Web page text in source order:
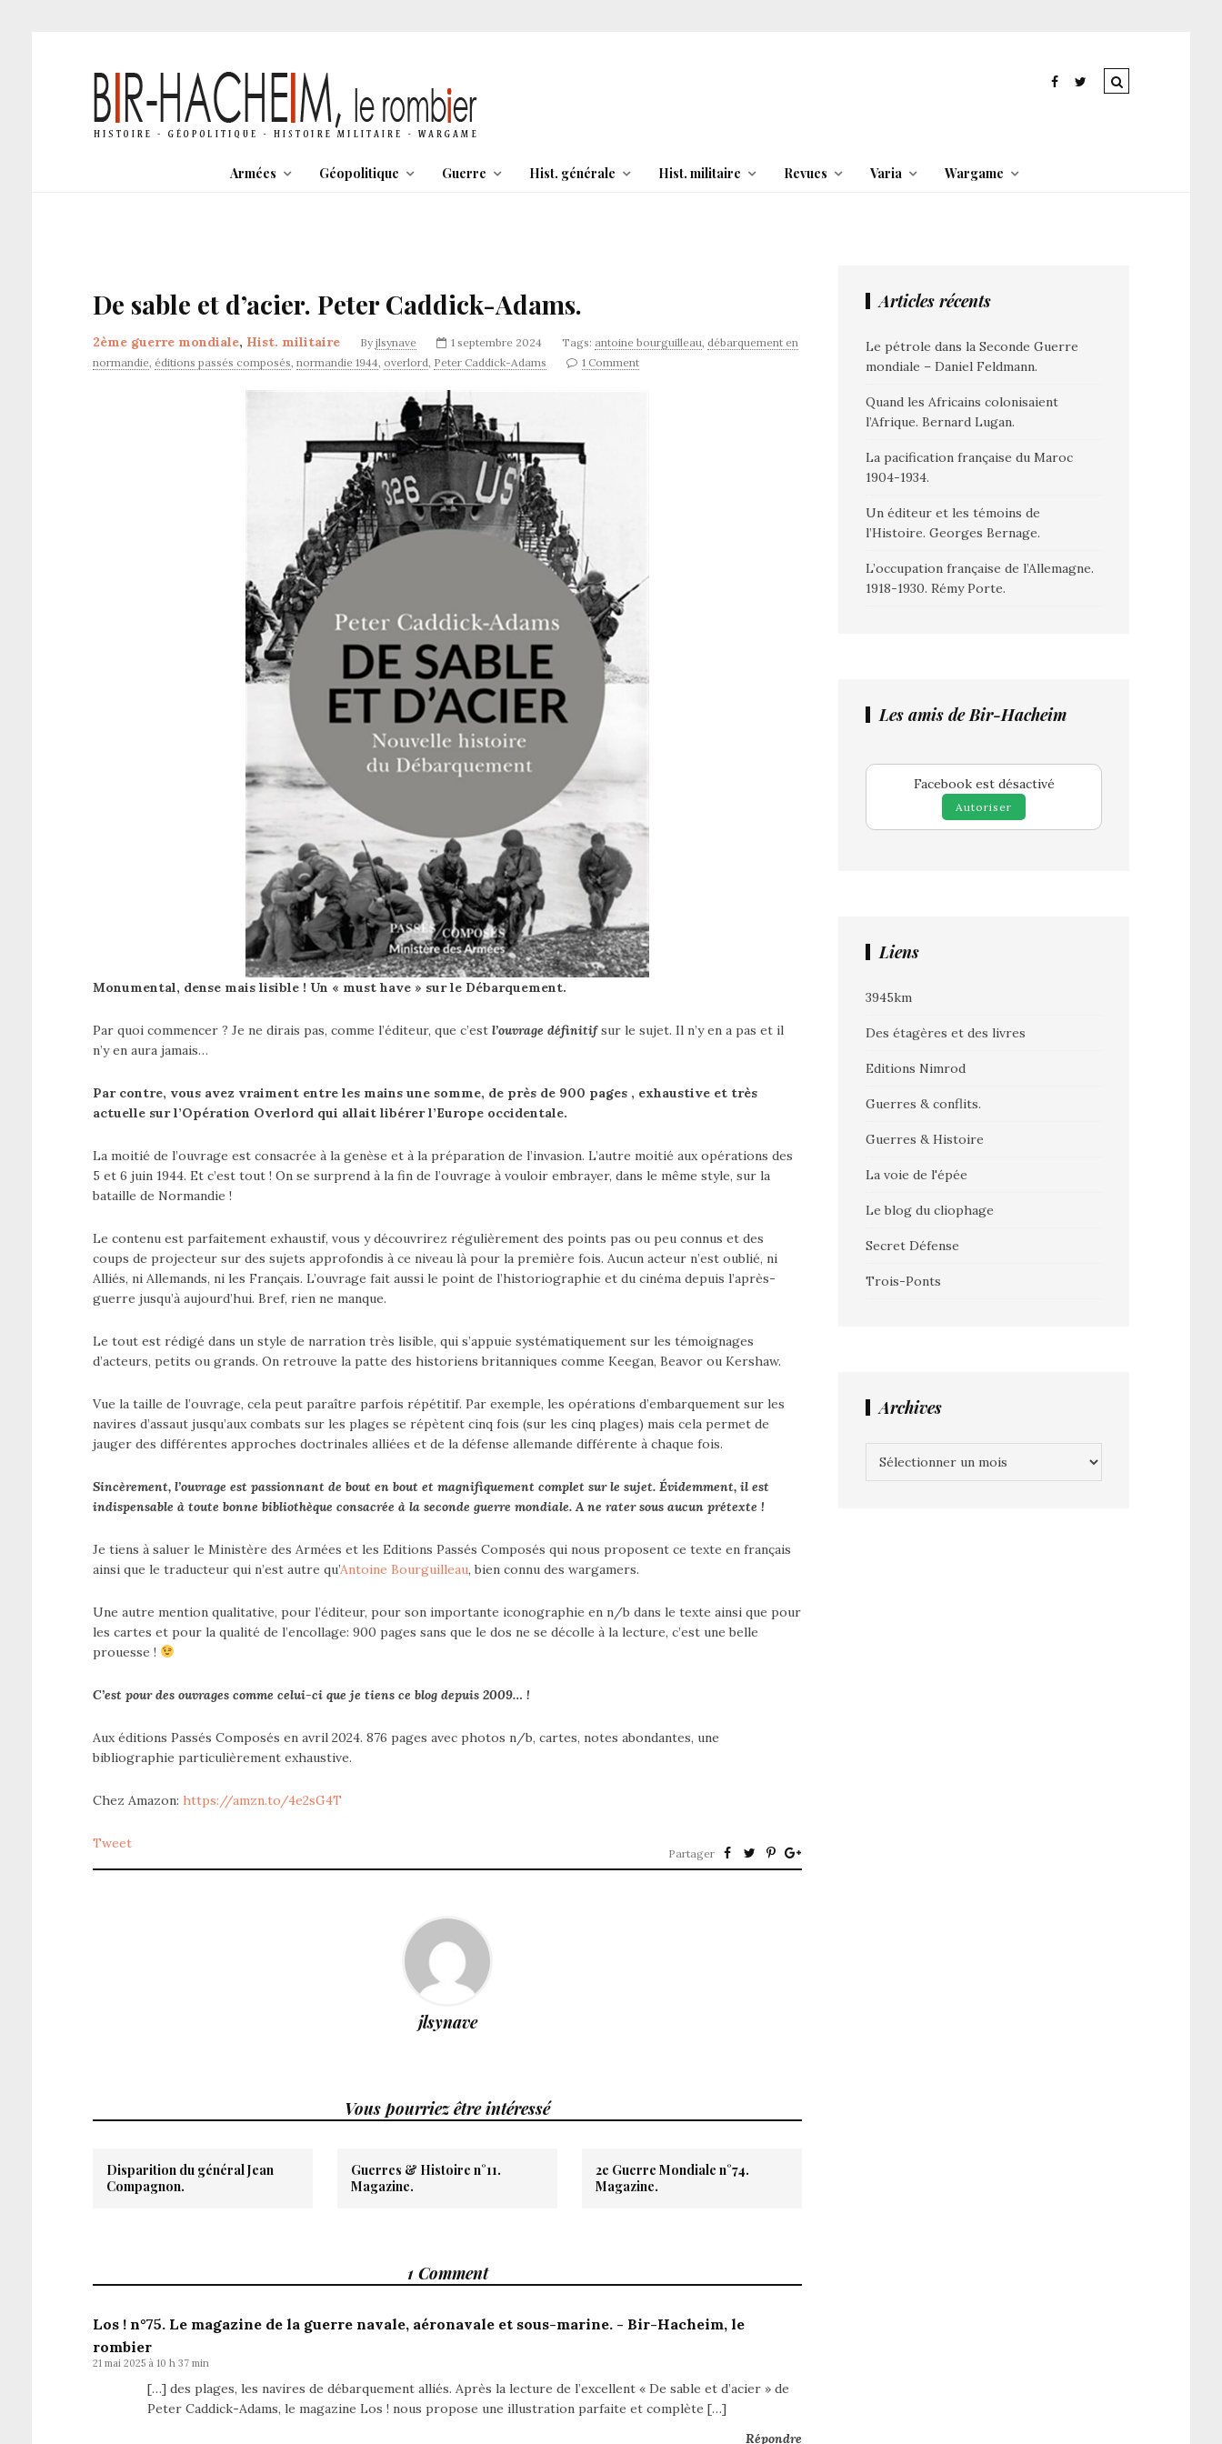
Armées Géopolitique Guerre Hist. générale Hist. militaire Revues Varia Wargame
De sable et d’acier. Peter Caddick-Adams.
2ème guerre mondiale, Hist. militaire By jlsynave 1 septembre 2024 Tags: antoine bourguilleau, débarquement en
normandie, éditions passés composés, normandie 1944, overlord, Peter Caddick-Adams 1 Comment
Monumental, dense mais lisible ! Un « must have » sur le Débarquement.
Par quoi commencer ? Je ne dirais pas, comme l’éditeur, que c’est l’ouvrage définitifsur le sujet. Il n’y en a pas et il
n’y en aura jamais…
Par contre, vous avez vraiment entre les mains une somme, de près de 900 pages , exhaustive et très
actuelle sur l’Opération Overlord qui allait libérer l’Europe occidentale.
La moitié de l’ouvrage est consacrée à la genèse et à la préparation de l’invasion. L’autre moitié aux opérations des
5 et 6 juin 1944. Et c’est tout ! On se surprend à la fin de l’ouvrage à vouloir embrayer, dans le même style, sur la
bataille de Normandie !
Le contenu est parfaitement exhaustif, vous y découvrirez régulièrement des points pas ou peu connus et des
coups de projecteur sur des sujets approfondis à ce niveau là pour la première fois. Aucun acteur n’est oublié, ni
Alliés, ni Allemands, ni les Français. L’ouvrage fait aussi le point de l’historiographie et du cinéma depuis l’après-
guerre jusqu’à aujourd’hui. Bref, rien ne manque.
Le tout est rédigé dans un style de narration très lisible, qui s’appuie systématiquement sur les témoignages
d’acteurs, petits ou grands. On retrouve la patte des historiens britanniques comme Keegan, Beavor ou Kershaw.
Vue la taille de l’ouvrage, cela peut paraître parfois répétitif. Par exemple, les opérations d’embarquement sur les
navires d’assaut jusqu’aux combats sur les plages se répètent cinq fois (sur les cinq plages) mais cela permet de
jauger des différentes approches doctrinales alliées et de la défense allemande différente à chaque fois.
Sincèrement, l’ouvrage est passionnant de bout en bout et magnifiquement complet sur le sujet. Évidemment, il est
indispensable à toute bonne bibliothèque consacrée à la seconde guerre mondiale. A ne rater sous aucun prétexte !
Je tiens à saluer le Ministère des Armées et les Editions Passés Composés qui nous proposent ce texte en français
ainsi que le traducteur qui n’est autre qu’Antoine Bourguilleau, bien connu des wargamers.
Une autre mention qualitative, pour l’éditeur, pour son importante iconographie en n/b dans le texte ainsi que pour
les cartes et pour la qualité de l’encollage: 900 pages sans que le dos ne se décolle à la lecture, c’est une belle
prouesse !
C’est pour des ouvrages comme celui-ci que je tiens ce blog depuis 2009… !
Aux éditions Passés Composés en avril 2024. 876 pages avec photos n/b, cartes, notes abondantes, une
bibliographie particulièrement exhaustive.
Chez Amazon: https://amzn.to/4e2sG4T
Tweet
Partager
jlsynave
Vous pourriez être intéressé
Disparition du général Jean
Compagnon.
Guerres & Histoire n°11.
Magazine.
2e Guerre Mondiale n°74.
Magazine.
1 Comment
Los ! n°75. Le magazine de la guerre navale, aéronavale et sous-marine. - Bir-Hacheim, le
rombier
21 mai 2025 à 10 h 37 min
[…] des plages, les navires de débarquement alliés. Après la lecture de l’excellent « De sable et d’acier » de
Peter Caddick-Adams, le magazine Los ! nous propose une illustration parfaite et complète […]
Répondre
Articles récents
Le pétrole dans la Seconde Guerre
mondiale – Daniel Feldmann.
Quand les Africains colonisaient
l’Afrique. Bernard Lugan.
La pacification française du Maroc
1904-1934.
Un éditeur et les témoins de
l’Histoire. Georges Bernage.
L’occupation française de l’Allemagne.
1918-1930. Rémy Porte.
Les amis de Bir-Hacheim
Facebook est désactivé
Autoriser
Liens
3945km
Des étagères et des livres
Editions Nimrod
Guerres & conflits.
Guerres & Histoire
La voie de l'épée
Le blog du cliophage
Secret Défense
Trois-Ponts
Archives